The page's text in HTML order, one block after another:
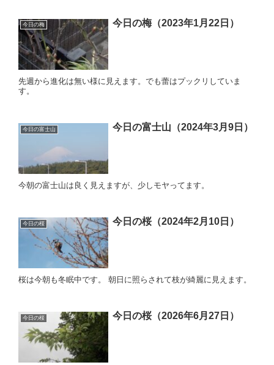
今日の梅 今日の梅（2023年1月22日）
先週から進化は無い様に見えます。でも蕾はプックリしていま
す。
今日の富士山 今日の富士山（2024年3月9日）
今朝の富士山は良く見えますが、少しモヤってます。
今日の桜 今日の桜（2024年2月10日）
桜は今朝も冬眠中です。 朝日に照らされて枝が綺麗に見えます。
今日の桜 今日の桜（2026年6月27日）